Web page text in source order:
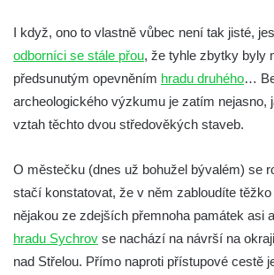
Tvrz Brozany nad Ohří
Hrad Košťálov
Tvrz Měrunice
Tvrz Libčeves
Tvrz Tlustec (Velký Valtinov)
Hrad Litýš
Hrad Levín (u Úštěku)
Hrad Bezděz
I když, ono to vlastně vůbec není tak jisté,
odborníci se stále přou, že tyhle zbytky byly
předsunutým opevněním hradu druhého…
archeologického výzkumu je zatím nejasno,
vztah těchto dvou středověkých staveb.
O městečku (dnes už bohužel bývalém) se
stačí konstatovat, že v něm zabloudíte těžko
nějakou ze zdejších přemnoha památek asi
hradu Sychrov se nachází na návrší na
nad Střelou. Přímo naproti přístupové cestě